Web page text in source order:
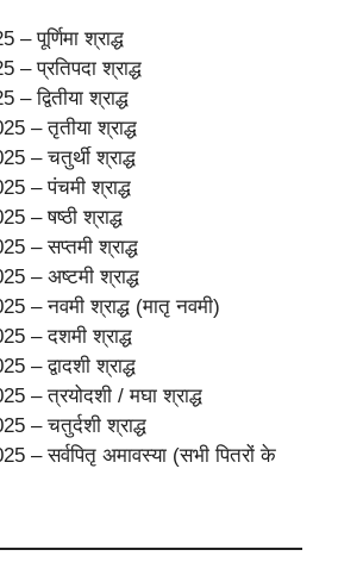
पूर्णिमा श्राद्ध
– प्रतिपदा श्राद्ध
द्वितीया श्राद्ध
– तृतीया श्राद्ध
– चतुर्थी श्राद्ध
– पंचमी श्राद्ध
– षष्ठी श्राद्ध
– सप्तमी श्राद्ध
– अष्टमी श्राद्ध
– नवमी श्राद्ध (मातृ नवमी)
– दशमी श्राद्ध
– द्वादशी श्राद्ध
– त्रयोदशी / मघा श्राद्ध
– चतुर्दशी श्राद्ध
– सर्वपितृ अमावस्या (सभी पितरों के